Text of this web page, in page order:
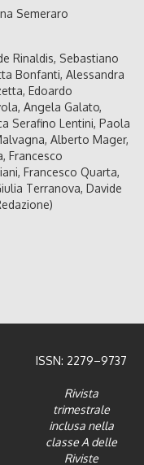
Semeraro
Rinaldis, Sebastiano
Bonfanti, Alessandra
Edoardo
Angela Galato,
Serafino Lentini, Paola
Alberto Mager,
Francesco
Francesco Quarta,
Terranova, Davide
ISSN: 2279–9737
Rivista
trimestrale
inclusa nella
classe A delle
Riviste